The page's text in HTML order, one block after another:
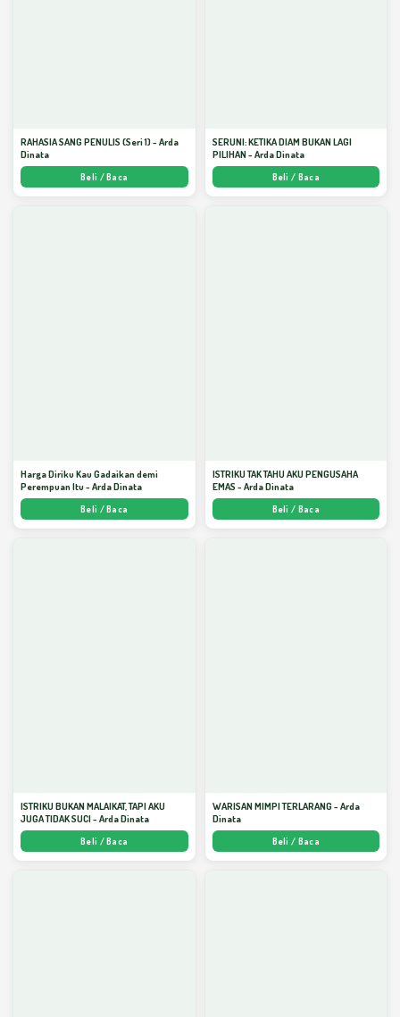
RAHASIA SANG PENULIS (Seri 1) - Arda
Dinata
Beli / Baca
SERUNI: KETIKA DIAM BUKAN LAGI
PILIHAN - Arda Dinata
Beli / Baca
Harga Diriku Kau Gadaikan demi
Perempuan Itu - Arda Dinata
Beli / Baca
ISTRIKU TAK TAHU AKU PENGUSAHA
EMAS - Arda Dinata
Beli / Baca
ISTRIKU BUKAN MALAIKAT, TAPI AKU
JUGA TIDAK SUCI - Arda Dinata
Beli / Baca
WARISAN MIMPI TERLARANG - Arda
Dinata
Beli / Baca